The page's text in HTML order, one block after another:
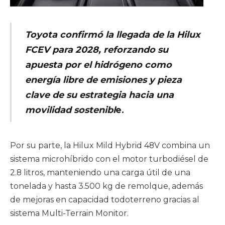
Toyota confirmó la llegada de la Hilux
FCEV para 2028, reforzando su
apuesta por el hidrógeno como
energía libre de emisiones y pieza
clave de su estrategia hacia una
movilidad sostenible.
Por su parte, la Hilux Mild Hybrid 48V combina un
sistema microhíbrido con el motor turbodiésel de
2.8 litros, manteniendo una carga útil de una
tonelada y hasta 3.500 kg de remolque, además
de mejoras en capacidad todoterreno gracias al
sistema Multi-Terrain Monitor.